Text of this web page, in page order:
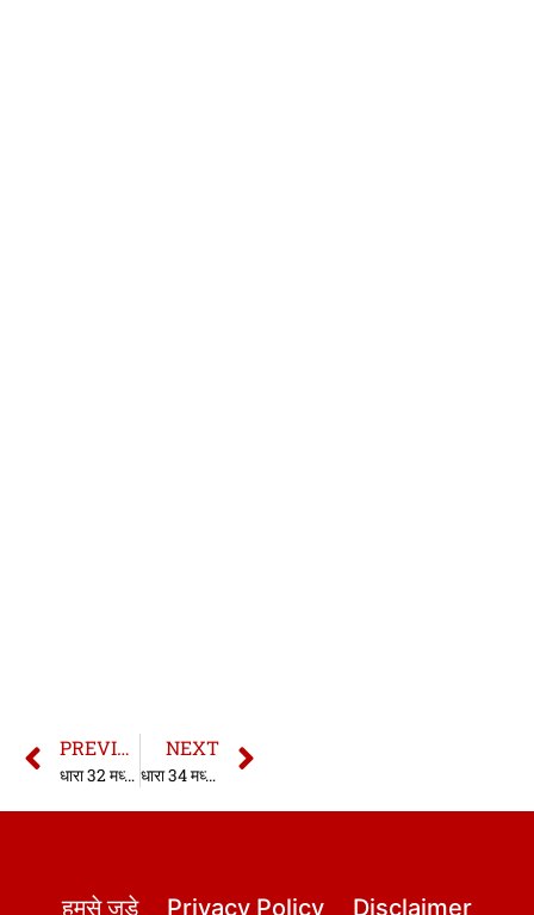
PREVIOUS
धारा 32 मध्यप्रदेश राज्य सुरक्षा अधिनियम 1990
NEXT
धारा 34 मध्यप्रदेश राज्य सुरक्षा अधिनियम 1990
हमसे जुड़े Privacy Policy Disclaimer